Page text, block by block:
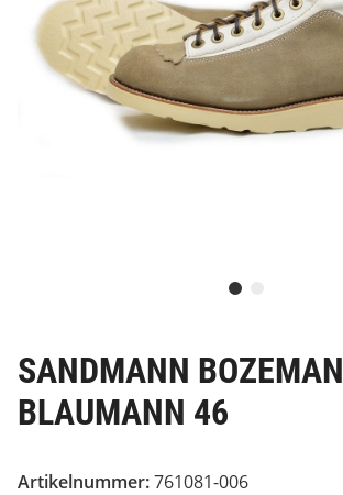
SANDMANN BOZEMAN
BLAUMANN 46
Artikelnummer:761081-006